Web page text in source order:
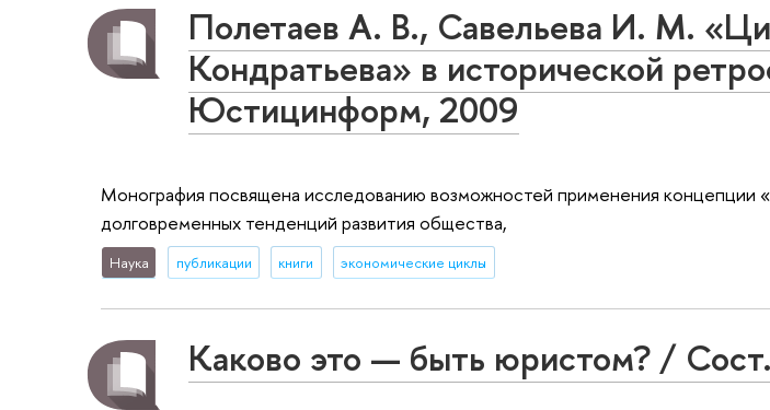
Полетаев А. В., Савельева И. М.
Кондратьева» в исторической
Юстицинформ, 2009
Монография посвящена исследованию возможностей применения концепции
долговременных тенден­ций развития общества,
Наука публикации книги экономические циклы
Каково это — быть юристом? /